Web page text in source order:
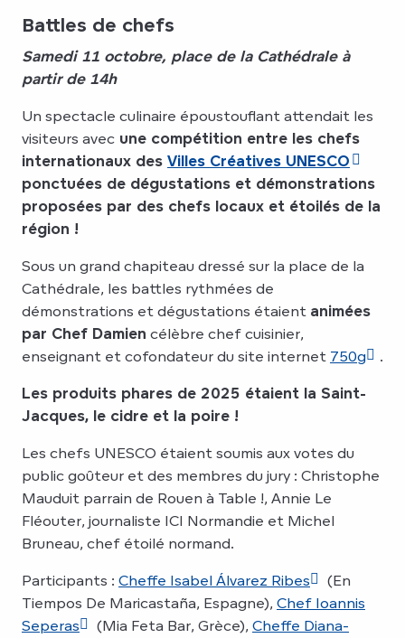
Battles de chefs
Samedi 11 octobre, place de la Cathédrale à
partir de 14h
Un spectacle culinaire époustouflant attendait les
visiteurs avec une compétition entre les chefs
internationaux des Villes Créatives UNESCO
ponctuées de dégustations et démonstrations
proposées par des chefs locaux et étoilés de la
région !
Sous un grand chapiteau dressé sur la place de la
Cathédrale, les battles rythmées de
démonstrations et dégustations étaient animées
par Chef Damien célèbre chef cuisinier,
enseignant et cofondateur du site internet 750g .
Les produits phares de 2025 étaient la Saint-
Jacques, le cidre et la poire !
Les chefs UNESCO étaient soumis aux votes du
public goûteur et des membres du jury : Christophe
Mauduit parrain de Rouen à Table !, Annie Le
Fléouter, journaliste ICI Normandie et Michel
Bruneau, chef étoilé normand.
Participants : Cheffe Isabel Álvarez Ribes
(En
Tiempos De Maricastaña, Espagne), Chef Ioannis
Seperas
(Mia Feta Bar, Grèce), Cheffe Diana-